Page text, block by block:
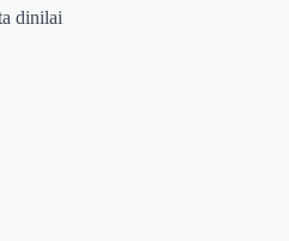
dinilai